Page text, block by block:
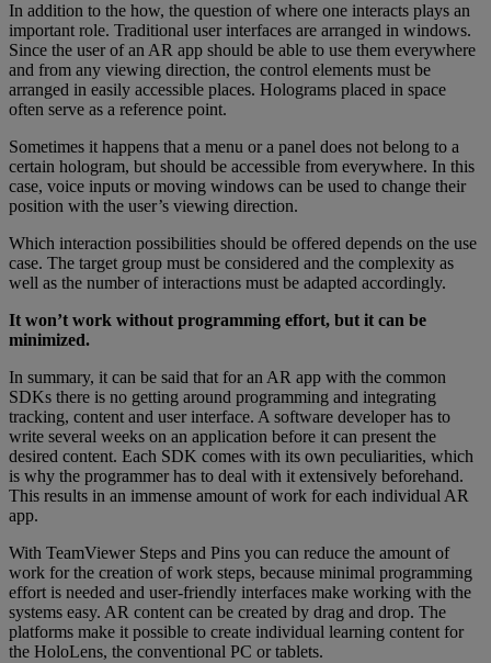
In addition to the how, the question of where one interacts plays an
important role. Traditional user interfaces are arranged in windows.
Since the user of an AR app should be able to use them everywhere
and from any viewing direction, the control elements must be
arranged in easily accessible places. Holograms placed in space
often serve as a reference point.
Sometimes it happens that a menu or a panel does not belong to a
certain hologram, but should be accessible from everywhere. In this
case, voice inputs or moving windows can be used to change their
position with the user’s viewing direction.
Which interaction possibilities should be offered depends on the use
case. The target group must be considered and the complexity as
well as the number of interactions must be adapted accordingly.
It won’t work without programming effort, but it can be
minimized.
In summary, it can be said that for an AR app with the common
SDKs there is no getting around programming and integrating
tracking, content and user interface. A software developer has to
write several weeks on an application before it can present the
desired content. Each SDK comes with its own peculiarities, which
is why the programmer has to deal with it extensively beforehand.
This results in an immense amount of work for each individual AR
app.
With TeamViewer Steps and Pins you can reduce the amount of
work for the creation of work steps, because minimal programming
effort is needed and user-friendly interfaces make working with the
systems easy. AR content can be created by drag and drop. The
platforms make it possible to create individual learning content for
the HoloLens, the conventional PC or tablets.